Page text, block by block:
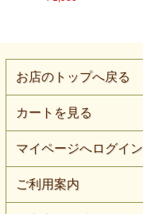
お店のトップへ戻る
カートを見る
マイページへログイン
ご利用案内